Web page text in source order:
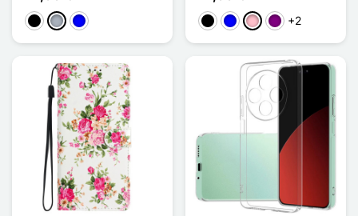
PretoCinzento
Azul Noir Transparent
Bleu Transparent
Rose Transparent
Violet
+2